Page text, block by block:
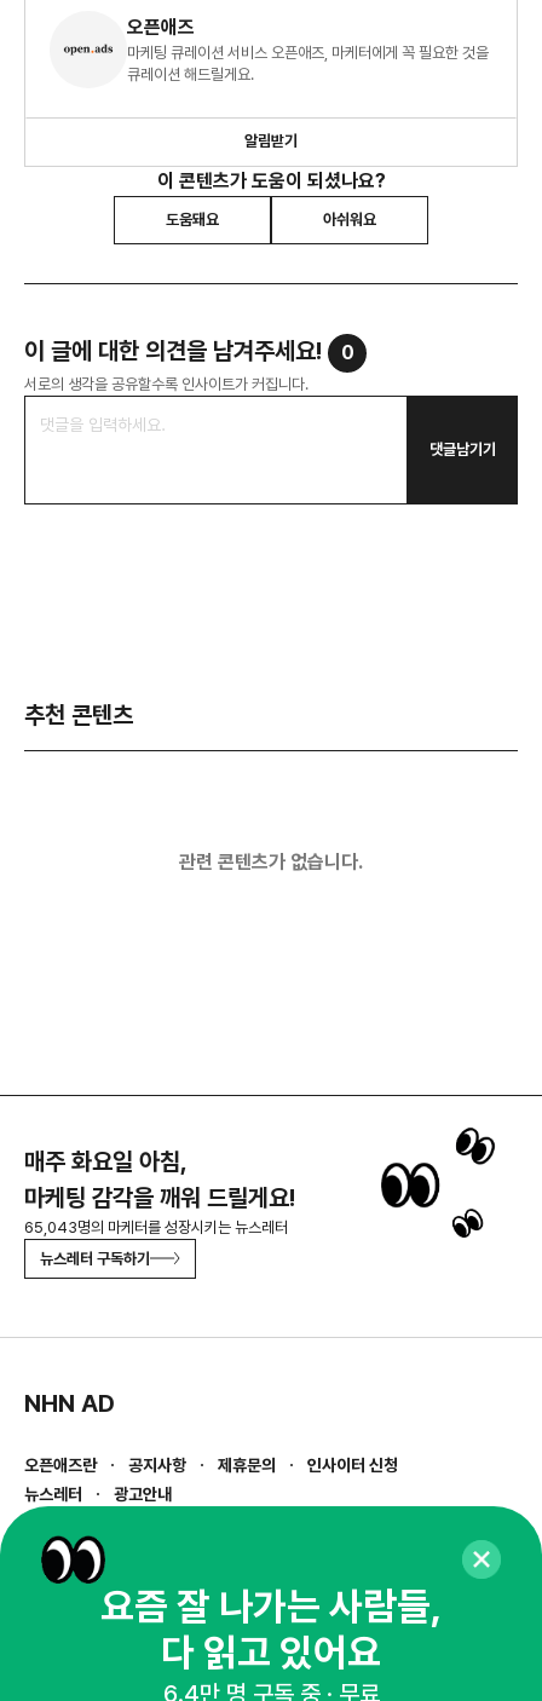
오픈애즈
마케팅 큐레이션 서비스 오픈애즈, 마케터에게 꼭 필요한 것을
큐레이션 해드릴게요.
알림받기
이 콘텐츠가 도움이 되셨나요?
도움돼요 아쉬워요
이 글에 대한 의견을 남겨주세요! 0
서로의 생각을 공유할수록 인사이트가 커집니다.
댓글남기기
추천 콘텐츠
관련 콘텐츠가 없습니다.
매주 화요일 아침,
마케팅 감각을 깨워 드릴게요!
65,043명의 마케터를 성장시키는 뉴스레터
뉴스레터 구독하기
NHN AD
오픈애즈란 공지사항 제휴문의
인사이터 신청
뉴스레터
광고안내
경기도 성남시 분당구 대왕판교로645번길 16
사업자등록번호 : 144-81-27690(
통신판매업신고번호 : 2014-경기성남-1023
호스팅서비스사업자 : 오픈애즈
1800-2198
요즘 잘 나가는 사람들,
다 읽고 있어요
6.4만 명 구독 중 · 무료